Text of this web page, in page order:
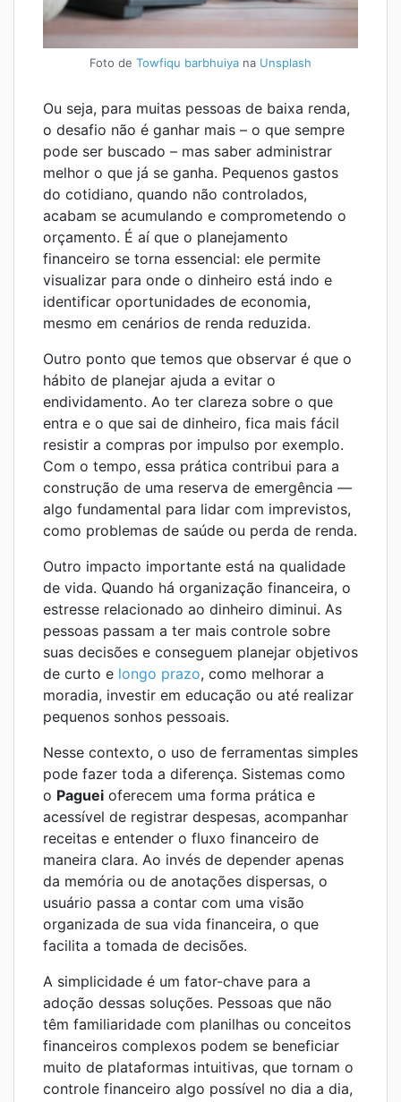
Foto de Towfiqu barbhuiya na Unsplash
Ou seja, para muitas pessoas de baixa renda,
o desafio não é ganhar mais – o que sempre
pode ser buscado – mas saber administrar
melhor o que já se ganha. Pequenos gastos
do cotidiano, quando não controlados,
acabam se acumulando e comprometendo o
orçamento. É aí que o planejamento
financeiro se torna essencial: ele permite
visualizar para onde o dinheiro está indo e
identificar oportunidades de economia,
mesmo em cenários de renda reduzida.
Outro ponto que temos que observar é que o
hábito de planejar ajuda a evitar o
endividamento. Ao ter clareza sobre o que
entra e o que sai de dinheiro, fica mais fácil
resistir a compras por impulso por exemplo.
Com o tempo, essa prática contribui para a
construção de uma reserva de emergência —
algo fundamental para lidar com imprevistos,
como problemas de saúde ou perda de renda.
Outro impacto importante está na qualidade
de vida. Quando há organização financeira, o
estresse relacionado ao dinheiro diminui. As
pessoas passam a ter mais controle sobre
suas decisões e conseguem planejar objetivos
de curto e longo prazo, como melhorar a
moradia, investir em educação ou até realizar
pequenos sonhos pessoais.
Nesse contexto, o uso de ferramentas simples
pode fazer toda a diferença. Sistemas como
o Paguei oferecem uma forma prática e
acessível de registrar despesas, acompanhar
receitas e entender o fluxo financeiro de
maneira clara. Ao invés de depender apenas
da memória ou de anotações dispersas, o
usuário passa a contar com uma visão
organizada de sua vida financeira, o que
facilita a tomada de decisões.
A simplicidade é um fator-chave para a
adoção dessas soluções. Pessoas que não
têm familiaridade com planilhas ou conceitos
financeiros complexos podem se beneficiar
muito de plataformas intuitivas, que tornam o
controle financeiro algo possível no dia a dia,